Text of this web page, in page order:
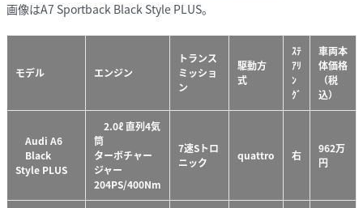
画像はA7 Sportback Black Style PLUS。
モデル エンジン
トランス
ミッショ
ン
駆動方
式
ｽﾃ
ｱﾘ
ﾝ
ｸﾞ
車両本
体価格
（税
込）
Audi A6
Black
Style PLUS
2.0ℓ 直列4気
筒
ターボチャー
ジャー
204PS/400Nm
7速Sトロ
ニック
quattro 右
962万
円